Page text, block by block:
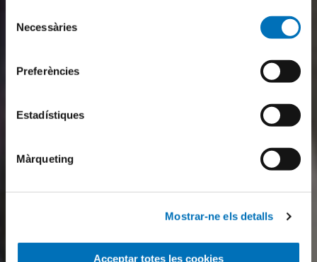
Necessàries
Preferències
Estadístiques
Màrqueting
Mostrar-ne els detalls
Acceptar totes les cookies